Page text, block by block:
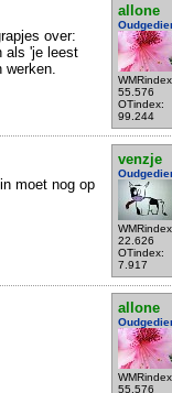
allone
55.576
OTindex:
99.244
over:
als 'je leest
venzje
22.626
OTindex:
7.917
moet nog op
allone
55.576